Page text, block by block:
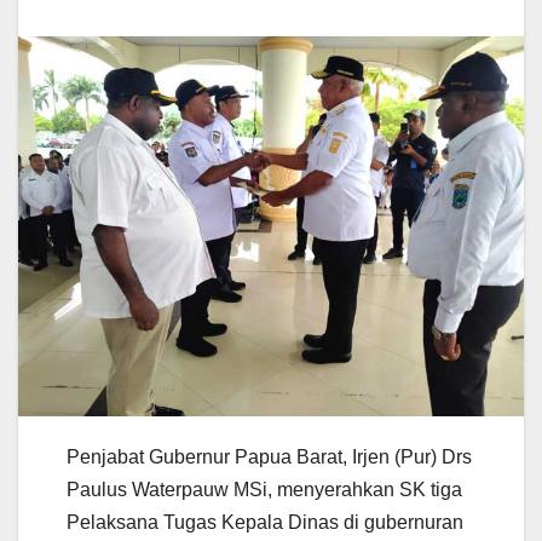
Penjabat Gubernur Papua Barat, Irjen (Pur) Drs
Paulus Waterpauw MSi, menyerahkan SK tiga
Pelaksana Tugas Kepala Dinas di gubernuran